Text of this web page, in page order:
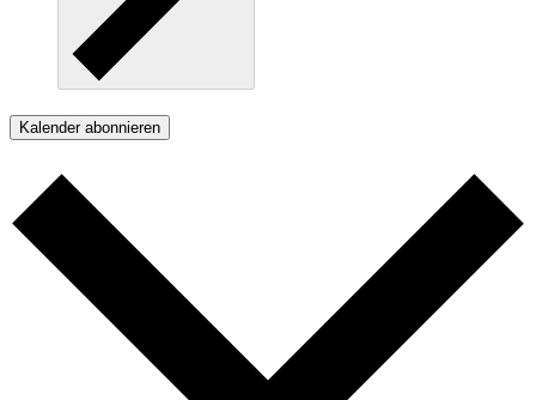
Kalender abonnieren